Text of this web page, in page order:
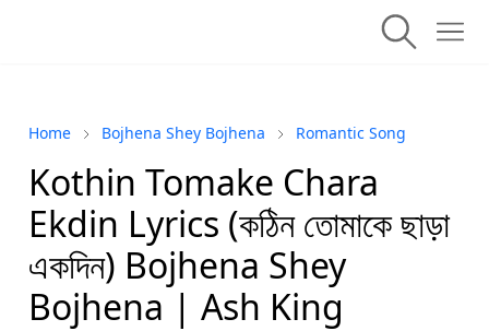
Home Bojhena Shey Bojhena Romantic Song
Kothin Tomake Chara
Ekdin Lyrics (কঠিন তোমাকে ছাড়া
একদিন) Bojhena Shey
Bojhena | Ash King